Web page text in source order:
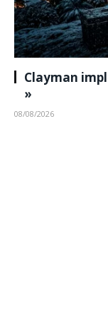
Clayman
»
08/08/2026